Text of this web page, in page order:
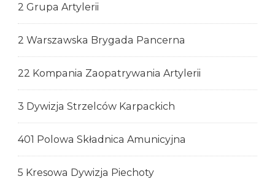
2 Grupa Artylerii
2 Warszawska Brygada Pancerna
22 Kompania Zaopatrywania Artylerii
3 Dywizja Strzelców Karpackich
401 Polowa Składnica Amunicyjna
5 Kresowa Dywizja Piechoty